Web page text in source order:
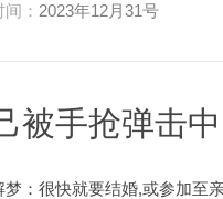
： 2023年12月31号
被手抢弹击中
梦：很快就要结婚,或参加至亲